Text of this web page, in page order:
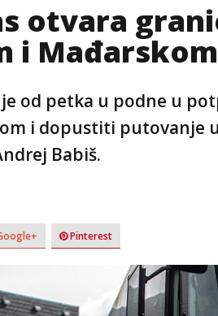
otvara
i Mađarskom
je od petka u podne u
i dopustiti putovanje
Babiš.
Pinterest